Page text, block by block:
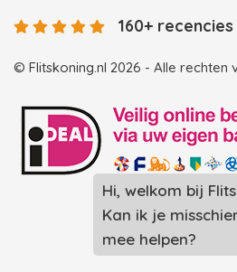
Hi, welkom bij
Kan ik je
mee helpen?
© Flitskoning.nl 2026 - Alle rechten
160+ recencies
Landingspagina overzicht
Landingspagina overzicht
Photobooth huren in Spijkenisse